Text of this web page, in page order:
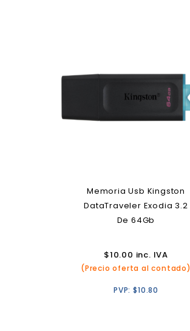
Memoria Usb Kingston
DataTraveler Exodia 3.2
De 64Gb
$10.00 inc. IVA
(Precio oferta al contado)
PVP:$10.80